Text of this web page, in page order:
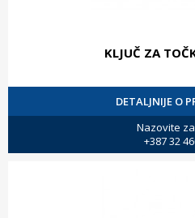
KLJUČ ZA
DETALJNIJE O
Nazovite
+387 32